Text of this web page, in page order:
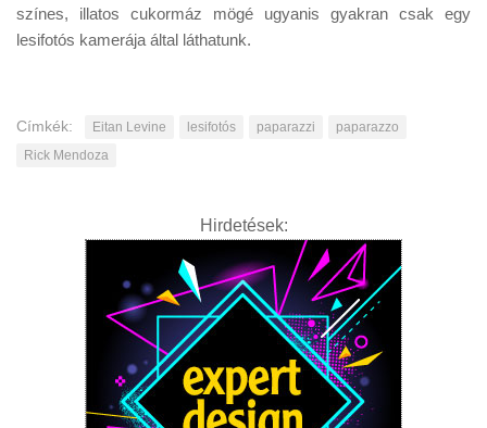
színes, illatos cukormáz mögé ugyanis gyakran csak egy
lesifotós kamerája által láthatunk.
Címkék: Eitan Levine lesifotós paparazzi
paparazzo
Rick Mendoza
Hirdetések: